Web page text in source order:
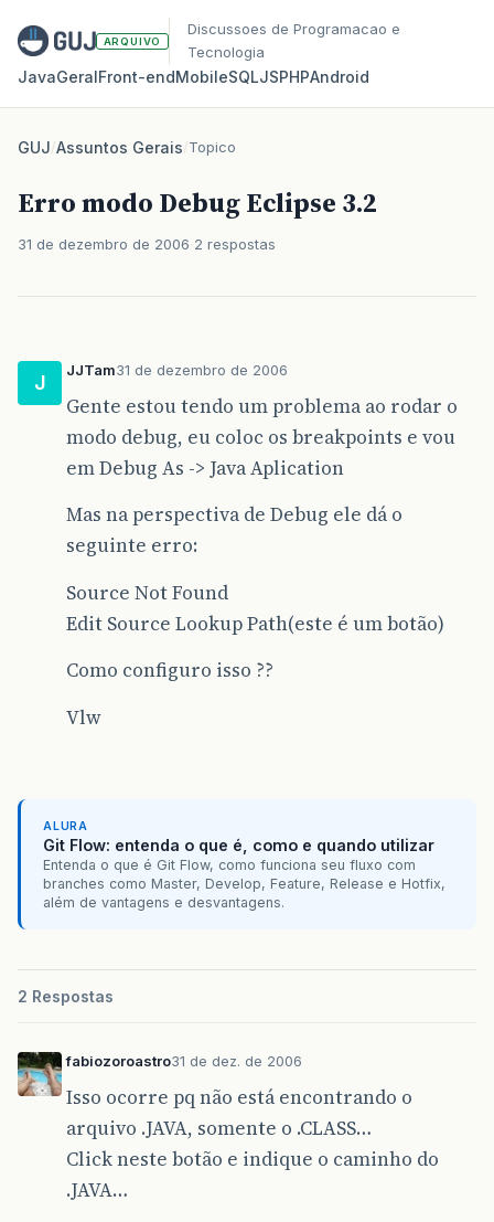
ARQUIVO
Discussoes de Programacao e
Tecnologia
JavaGeralFront‑endMobileSQLJSPHPAndroid
GUJ/Assuntos Gerais/Topico
Erro modo Debug Eclipse 3.2
31 de dezembro de 2006 2 respostas
J
JJTam31 de dezembro de 2006
Gente estou tendo um problema ao rodar o
modo debug, eu coloc os breakpoints e vou
em Debug As -> Java Aplication
Mas na perspectiva de Debug ele dá o
seguinte erro:
Source Not Found
Edit Source Lookup Path(este é um botão)
Como configuro isso ??
Vlw
ALURA
Git Flow: entenda o que é, como e quando utilizar
Entenda o que é Git Flow, como funciona seu fluxo com
branches como Master, Develop, Feature, Release e Hotfix,
além de vantagens e desvantagens.
2 Respostas
fabiozoroastro31 de dez. de 2006
Isso ocorre pq não está encontrando o
arquivo .JAVA, somente o .CLASS…
Click neste botão e indique o caminho do
.JAVA…